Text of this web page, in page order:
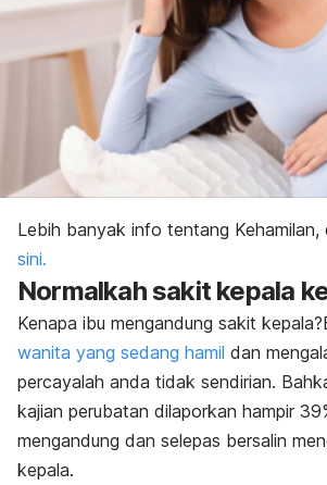
Lebih banyak info tentang Kehamilan,
sini.
Normalkah sakit kepala
Kenapa ibu mengandung sakit
wanita yang sedang hamil dan
percayalah anda tidak sendirian.
kajian perubatan dilaporkan hampir
mengandung dan selepas bersalin
kepala.